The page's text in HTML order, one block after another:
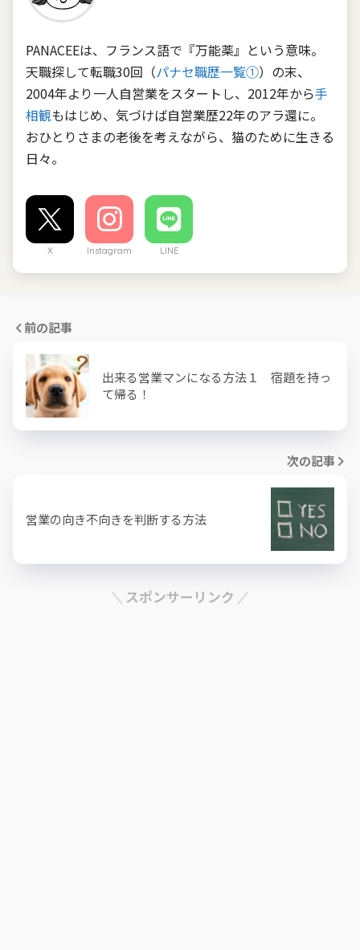
PANACEEは、フランス語で『万能薬』という意味。
天職探して転職30回（パナセ職歴一覧①）の末、
2004年より一人自営業をスタートし、2012年から手
相観もはじめ、気づけば自営業歴22年のアラ還に。
おひとりさまの老後を考えながら、猫のために生きる
日々。
X Instagram LINE
前の記事
出来る営業マンになる方法１ 宿題を持っ
て帰る！
次の記事
営業の向き不向きを判断する方法
スポンサーリンク